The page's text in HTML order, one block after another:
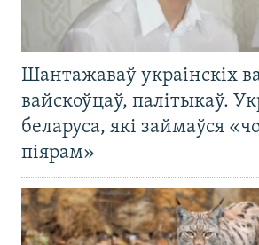
Шантажаваў украінскіх
вайскоўцаў, палітыкаў.
беларуса, які займаўся
піярам»